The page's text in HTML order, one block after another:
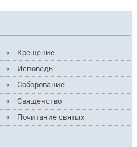
Крещение
Исповедь
Соборование
Священство
Почитание святых